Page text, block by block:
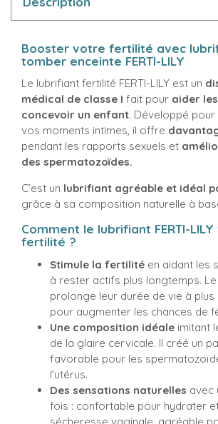
Booster votre fertilité avec
tomber enceinte FERTI-LILY
Le lubrifiant fertilité FERTI-LILY est un
médical de classe I fait pour aider
concevoir un enfant. Développé
vos moments intimes, il offre
pendant les rapports sexuels et
des spermatozoïdes.
C’est un lubrifiant agréable et idéal
grâce à sa composition naturelle à
Comment le lubrifiant FERTI-
fertilité ?
Stimule la fertilité en aidant les
à rester actifs plus longtemps. Le
prolonge leur durée de vie à plus
pour augmenter les chances de
Une composition idéale imitant
de la glaire cervicale. Il créé un
favorable pour les
l'utérus.
Des sensations naturelles avec
fois : confortable pour hydrater